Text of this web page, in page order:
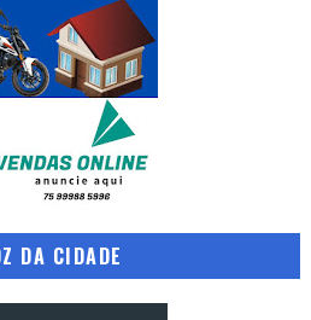
DA CIDADE